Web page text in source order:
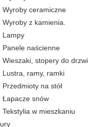
Wyroby ceramiczne
Wyroby z kamienia.
Lampy
Panele naścienne
Wieszaki, stopery do drzwi
Lustra, ramy, ramki
Przedmioty na stół
Łapacze snów
Tekstylia w mieszkaniu